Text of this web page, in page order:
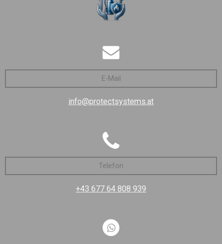
E-Mail
info@protectsystems.at
Telefon
+43 677 64 808 939